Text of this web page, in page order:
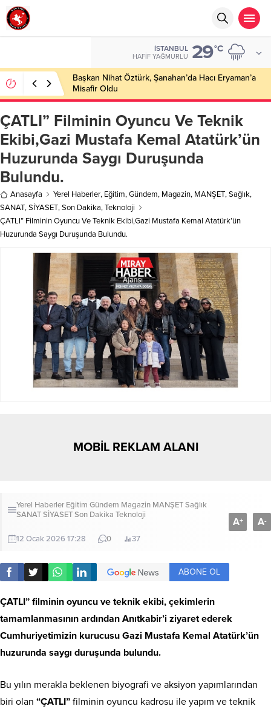
İSTANBUL
HAFIF YAĞMURLU 29°C
Başkan Nihat Öztürk, Şanahan’da Hacı Eryaman’a
Misafir Oldu
ÇATLI” Filminin Oyuncu Ve Teknik
Ekibi,Gazi Mustafa Kemal Atatürk’ün
Huzurunda Saygı Duruşunda
Bulundu.
Anasayfa Yerel Haberler, Eğitim,Gündem, Magazin, MANŞET,Sağlık,
SANAT,SİYASET,Son Dakika,Teknoloji
ÇATLI” Filminin Oyuncu Ve Teknik Ekibi,Gazi Mustafa Kemal Atatürk’ün
Huzurunda Saygı Duruşunda Bulundu.
MOBİL REKLAM ALANI
Yerel Haberler Eğitim Gündem Magazin MANŞETSağlık
SANATSİYASETSon Dakika Teknoloji
12 Ocak 2026 17:28 0 37
A+ A-
ABONE OL
ÇATLI” filminin oyuncu ve teknik ekibi, çekimlerin
tamamlanmasının ardından Anıtkabir’i ziyaret ederek
Cumhuriyetimizin kurucusu Gazi Mustafa Kemal Atatürk’ün
huzurunda saygı duruşunda bulundu.
Bu yılın merakla beklenen biyografi ve aksiyon yapımlarından
biri olan “ÇATLI” filminin oyuncu kadrosu ile yapım ve teknik